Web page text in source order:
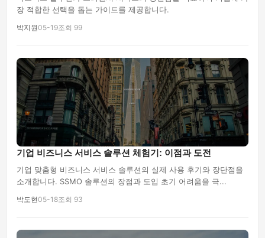
장 적합한 선택을 돕는 가이드를 제공합니다.
박지원05-19조회 99
기업 비즈니스 서비스 솔루션 체험기: 이점과 도전
기업 맞춤형 비즈니스 서비스 솔루션의 실제 사용 후기와 장단점을
소개합니다. SSMO 솔루션의 장점과 도입 초기 어려움을 극...
박도현05-18조회 93